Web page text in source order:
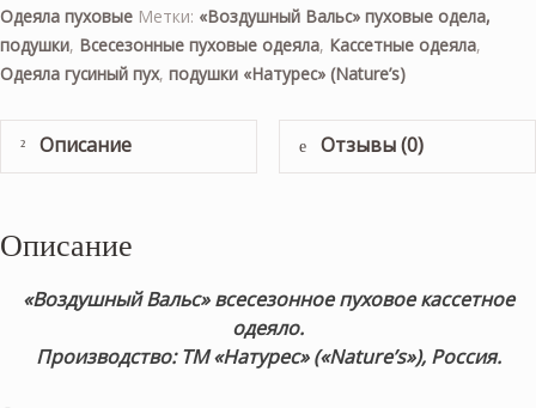
Одеяла пуховые Метки: «Воздушный Вальс» пуховые одела,
подушки, Всесезонные пуховые одеяла, Кассетные одеяла,
Одеяла гусиный пух, подушки «Натурес» (Nature’s)
Описание Отзывы (0)
Описание
«Воздушный Вальс» всесезонное пуховое кассетное
одеяло.
Производство: ТМ «Натурес» («Nature’s»), Россия.